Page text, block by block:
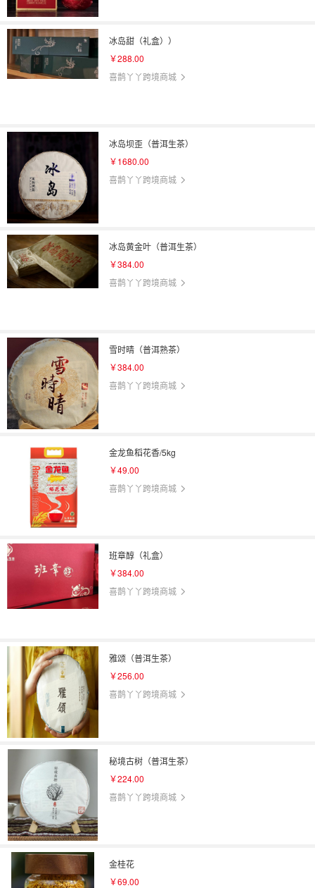
冰岛甜（礼盒））
￥288.00
喜鹊丫丫跨境商城
冰岛坝歪（普洱生茶）
￥1680.00
喜鹊丫丫跨境商城
冰岛黄金叶（普洱生茶）
￥384.00
喜鹊丫丫跨境商城
雪时晴（普洱熟茶）
￥384.00
喜鹊丫丫跨境商城
金龙鱼稻花香/5kg
￥49.00
喜鹊丫丫跨境商城
班章醇（礼盒）
￥384.00
喜鹊丫丫跨境商城
雅颂（普洱生茶）
￥256.00
喜鹊丫丫跨境商城
秘境古树（普洱生茶）
￥224.00
喜鹊丫丫跨境商城
金桂花
￥69.00